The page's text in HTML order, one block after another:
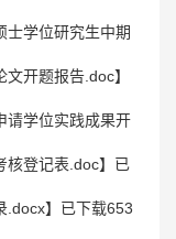
士学位研究生中期
文开题报告.doc】
请学位实践成果开
核登记表.doc】已
.docx】已下载653